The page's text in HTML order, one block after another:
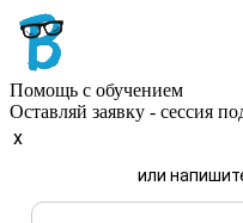
Помощь с обучением
Оставляй заявку - сессия
x
или